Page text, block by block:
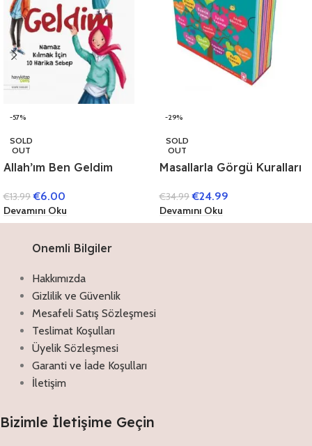
-57%
SOLD
OUT
Allah’ım Ben Geldim
€13.99 €6.00
Devamını Oku
-29%
SOLD
OUT
Masallarla Görgü Kuralları
€34.99 €24.99
Devamını Oku
Onemli Bilgiler
Hakkımızda
Gizlilik ve Güvenlik
Mesafeli Satış Sözleşmesi
Teslimat Koşulları
Üyelik Sözleşmesi
Garanti ve İade Koşulları
İletişim
Bizimle İletişime Geçin